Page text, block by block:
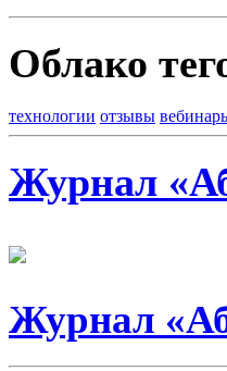
Облако
технологии отзывы
Журнал
Журнал